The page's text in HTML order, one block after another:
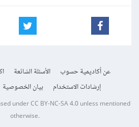
عن أكاديمية حسوب الأسئلة الشائعة
إرشادات الاستخدام
بيان الخصوصية
underCC BY-NC-SA 4.0unless mentioned
otherwise.